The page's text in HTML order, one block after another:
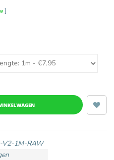
]
V2-1M-RAW